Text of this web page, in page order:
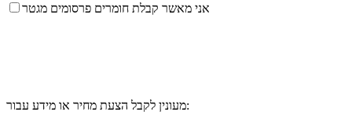
אני מאשר קבלת חומרים פרסומים מגטר
מעונין לקבל הצעת מחיר או מידע עבור: